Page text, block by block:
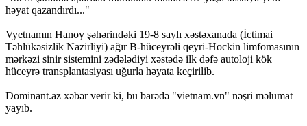
həyat qazandırdı..."
Vyetnamın Hanoy şəhərindəki 19-8 saylı xəstəxanada (İctimai
Təhlükəsizlik Nazirliyi) ağır B-hüceyrəli qeyri-Hockin limfomasının
mərkəzi sinir sistemini zədələdiyi xəstədə ilk dəfə autoloji kök
hüceyrə transplantasiyası uğurla həyata keçirilib.
Dominant.az xəbər verir ki, bu barədə "vietnam.vn" nəşri məlumat
yayıb.